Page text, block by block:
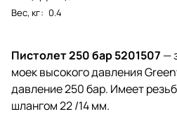
Вес, кг: 0.4
Пистолет 250 бар 5201507 —
моек высокого давления
давление 250 бар. Имеет
шлангом 22 /14 мм.